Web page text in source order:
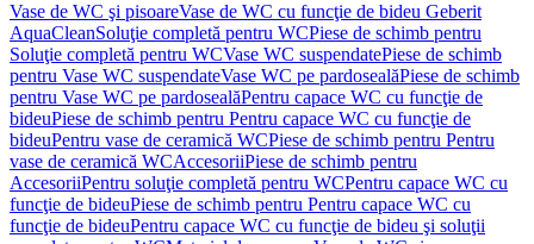
Vase de WC şi pisoareVase de WC cu funcţie de bideu Geberit
AquaCleanSoluţie completă pentru WCPiese de schimb pentru
Soluţie completă pentru WCVase WC suspendatePiese de schimb
pentru Vase WC suspendateVase WC pe pardosealăPiese de schimb
pentru Vase WC pe pardosealăPentru capace WC cu funcţie de
bideuPiese de schimb pentru Pentru capace WC cu funcţie de
bideuPentru vase de ceramică WCPiese de schimb pentru Pentru
vase de ceramică WCAccesoriiPiese de schimb pentru
AccesoriiPentru soluţie completă pentru WCPentru capace WC cu
funcţie de bideuPiese de schimb pentru Pentru capace WC cu
funcţie de bideuPentru capace WC cu funcţie de bideu şi soluţii